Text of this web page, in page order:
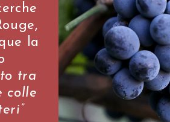
,
la
tra
colle